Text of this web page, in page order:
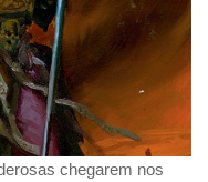
chegarem nos